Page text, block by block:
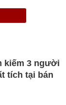
kiếm 3 người
tích tại bán